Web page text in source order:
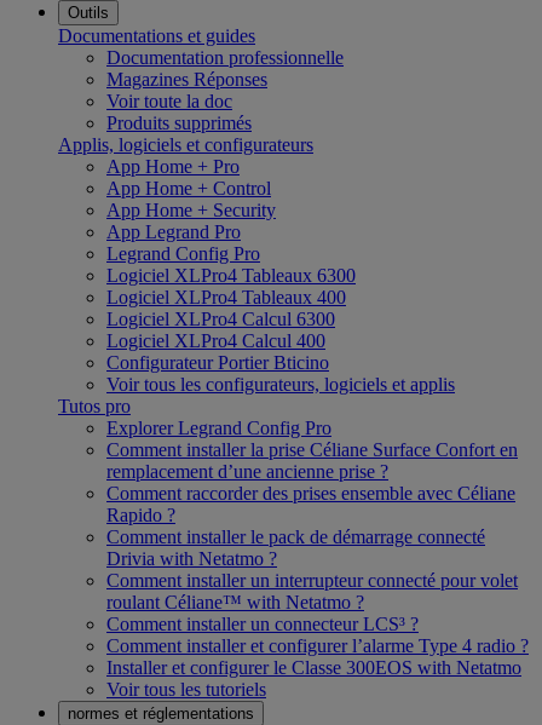
Outils
Documentations et guides
Documentation professionnelle
Magazines Réponses
Voir toute la doc
Produits supprimés
Applis, logiciels et configurateurs
App Home + Pro
App Home + Control
App Home + Security
App Legrand Pro
Legrand Config Pro
Logiciel XLPro4 Tableaux 6300
Logiciel XLPro4 Tableaux 400
Logiciel XLPro4 Calcul 6300
Logiciel XLPro4 Calcul 400
Configurateur Portier Bticino
Voir tous les configurateurs, logiciels et applis
Tutos pro
Explorer Legrand Config Pro
Comment installer la prise Céliane Surface Confort en
remplacement d’une ancienne prise ?
Comment raccorder des prises ensemble avec Céliane
Rapido ?
Comment installer le pack de démarrage connecté
Drivia with Netatmo ?
Comment installer un interrupteur connecté pour volet
roulant Céliane™ with Netatmo ?
Comment installer un connecteur LCS³ ?
Comment installer et configurer l’alarme Type 4 radio ?
Installer et configurer le Classe 300EOS with Netatmo
Voir tous les tutoriels
normes et réglementations